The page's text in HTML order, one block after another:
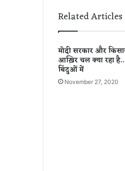
a
k
a
r
:
3
Related Articles
मोदी सरकार और
आख़िर चल क्या रहा है…
बिंदुओं में
November 27, 2020